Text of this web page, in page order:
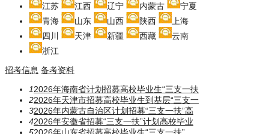
江苏
江西 辽宁 内蒙古
宁夏
青海
山东 山西 陕西
上海
四川
天津 新疆 西藏
云南
浙江
招考信息 备考资料
12026年海南省计划招募高校毕业生“三支一扶
22026年天津市招募高校毕业生到基层“三支一
32026年内蒙古自治区计划招募“三支一扶”高
42026年安徽省招募“三支一扶”计划高校毕业
52026年山东省招募高校毕业生“三支一扶”